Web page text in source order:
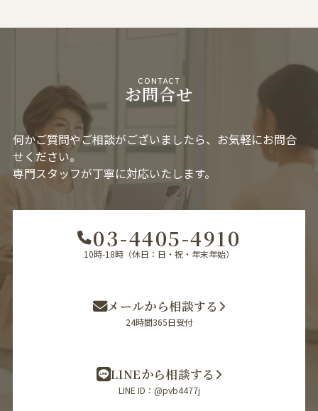
CONTACT
お問合せ
何かご質問やご相談がございましたら、お気軽にお問合
せください。
専門スタッフが丁寧に対応いたします。
03-4405-4910
10時-18時（休日：日・祝・年末年始）
メールから相談する
24時間365日受付
LINEから相談する
LINE ID：@pvb4477j